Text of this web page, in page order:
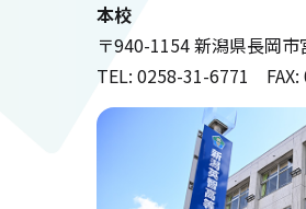
本校
〒940-1154 新潟県長岡
TEL: 0258-31-6771 FAX: